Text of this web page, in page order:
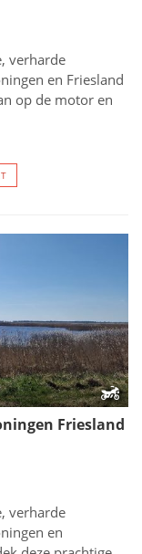
verharde
en Friesland
op de motor en
Friesland
verharde
en